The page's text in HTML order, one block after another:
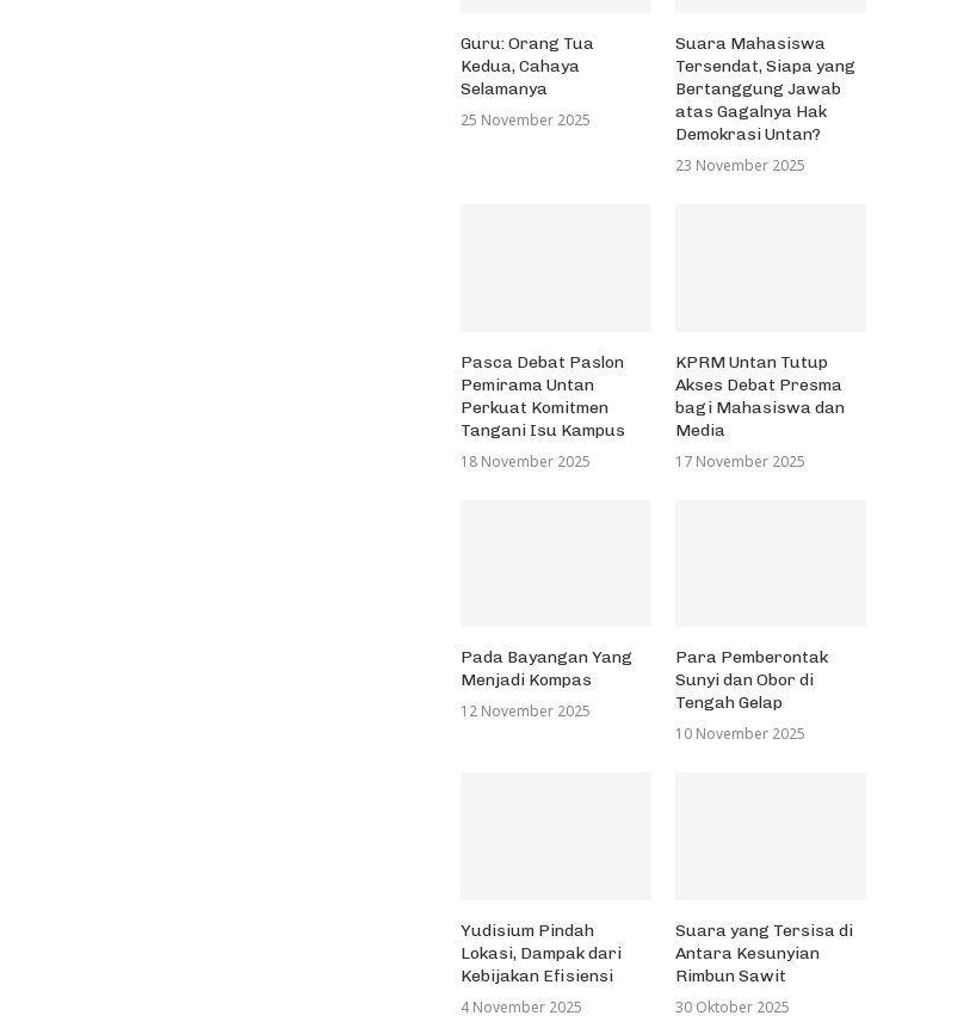
Guru: Orang Tua
Kedua, Cahaya
Selamanya
25 November 2025
Suara Mahasiswa
Tersendat, Siapa yang
Bertanggung Jawab
atas Gagalnya Hak
Demokrasi Untan?
23 November 2025
Pasca Debat Paslon
Pemirama Untan
Perkuat Komitmen
Tangani Isu Kampus
18 November 2025
KPRM Untan Tutup
Akses Debat Presma
bagi Mahasiswa dan
Media
17 November 2025
Pada Bayangan Yang
Menjadi Kompas
12 November 2025
Para Pemberontak
Sunyi dan Obor di
Tengah Gelap
10 November 2025
Yudisium Pindah
Lokasi, Dampak dari
Kebijakan Efisiensi
4 November 2025
Suara yang Tersisa di
Antara Kesunyian
Rimbun Sawit
30 Oktober 2025